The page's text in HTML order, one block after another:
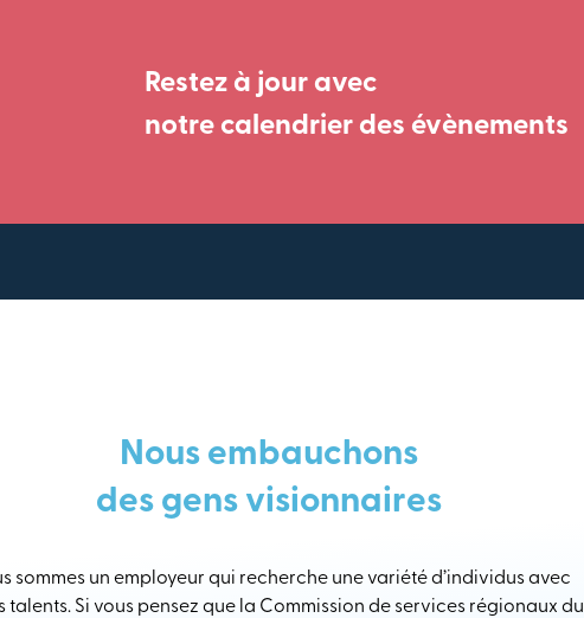
Restez à jour avec
notre calendrier des évènements
Nous embauchons
des gens visionnaires
sommes un employeur qui recherche une variété d’individus avec
talents. Si vous pensez que la Commission de services régionaux du